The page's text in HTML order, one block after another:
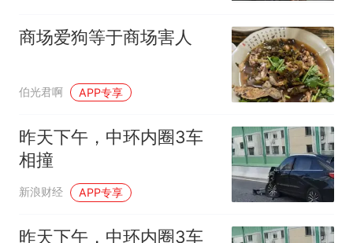
商场爱狗等于商场害人
伯光君啊 APP专享
昨天下午，中环内圈3车
相撞
新浪财经 APP专享
昨天下午，中环内圈3车